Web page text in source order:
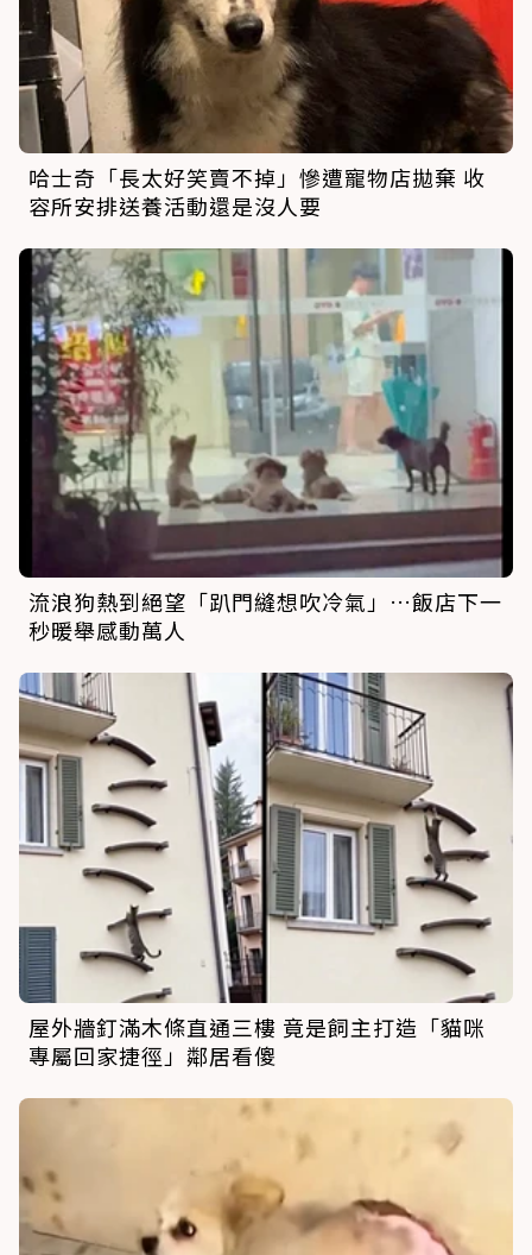
哈士奇「長太好笑賣不掉」慘遭寵物店拋棄 收
容所安排送養活動還是沒人要
流浪狗熱到絕望「趴門縫想吹冷氣」…飯店下一
秒暖舉感動萬人
屋外牆釘滿木條直通三樓 竟是飼主打造「貓咪
專屬回家捷徑」鄰居看傻